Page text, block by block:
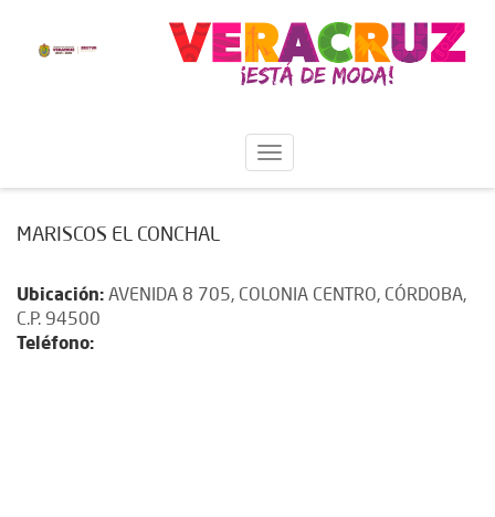
MARISCOS EL CONCHAL
Ubicación: AVENIDA 8 705, COLONIA CENTRO, CÓRDOBA,
C.P. 94500
Teléfono: